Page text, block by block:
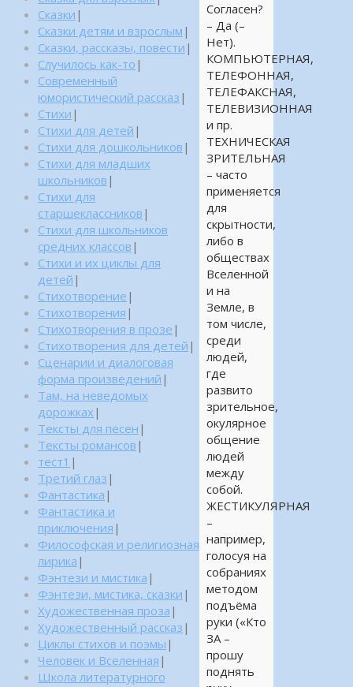
Согласен?
– Да (–
Нет).
КОМПЬЮТЕРНАЯ,
ТЕЛЕФОННАЯ,
ТЕЛЕФАКСНАЯ,
ТЕЛЕВИЗИОННАЯ
и пр.
ТЕХНИЧЕСКАЯ
ЗРИТЕЛЬНАЯ
– часто
применяется
для
скрытности,
либо в
обществах
Вселенной
и на
Земле, в
том числе,
среди
людей,
где
развито
зрительное,
окулярное
общение
людей
между
собой.
ЖЕСТИКУЛЯРНАЯ
–
например,
голосуя на
собраниях
методом
подъёма
руки («Кто
ЗА –
прошу
поднять
Сказки |
Сказки детям и взрослым |
Сказки, рассказы, повести |
Случилось как-то |
Современный
юмористический рассказ |
Стихи |
Стихи для детей |
Стихи для дошкольников |
Стихи для младших
школьников |
Стихи для
старшеклассников |
Стихи для школьников
средних классов |
Стихи и их циклы для
детей |
Стихотворение |
Стихотворения |
Стихотворения в прозе |
Стихотворения для детей |
Сценарии и диалоговая
форма произведений |
Там, на неведомых
дорожках |
Тексты для песен |
Тексты романсов |
тест1 |
Третий глаз |
Фантастика |
Фантастика и
приключения |
Философская и религиозная
лирика |
Фэнтези и мистика |
Фэнтези, мистика, сказки |
Художественная проза |
Художественный рассказ |
Циклы стихов и поэмы |
Человек и Вселенная |
Школа литературного